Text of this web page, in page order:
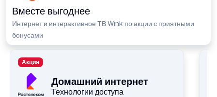
Вместе выгоднее
Интернет и интерактивное ТВ Wink по акции с приятными
бонусами
Домашний интернет
Технологии доступа
Акция